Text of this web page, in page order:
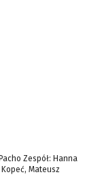
Zespół: Hanna
Mateusz